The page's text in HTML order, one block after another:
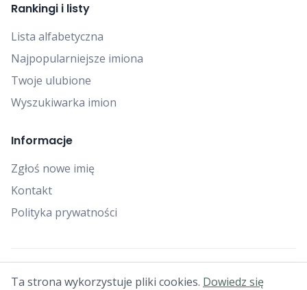
Rankingi i listy
Lista alfabetyczna
Najpopularniejsze imiona
Twoje ulubione
Wyszukiwarka imion
Informacje
Zgłoś nowe imię
Kontakt
Polityka prywatności
© 2025 Falcon Bytes. Wszelkie prawa zastrzeżone.
Ta strona wykorzystuje pliki cookies. Dowiedz się